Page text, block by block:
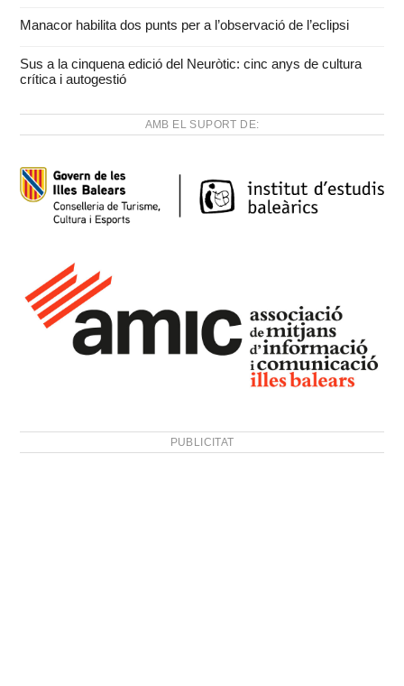
Manacor habilita dos punts per a l’observació de l’eclipsi
Sus a la cinquena edició del Neuròtic: cinc anys de cultura
crítica i autogestió
AMB EL SUPORT DE:
PUBLICITAT